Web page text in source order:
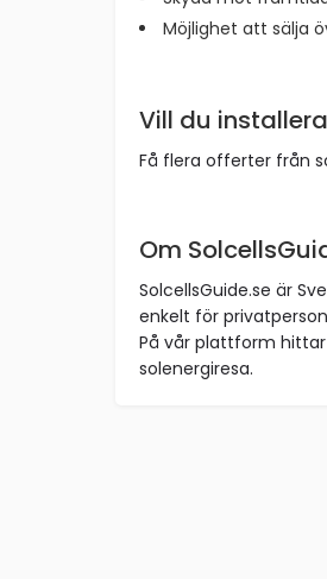
Möjlighet att sälja
Vill du
Få flera offerter från
Om
SolcellsGuide.se är
enkelt för
På vår plattform
solenergiresa.